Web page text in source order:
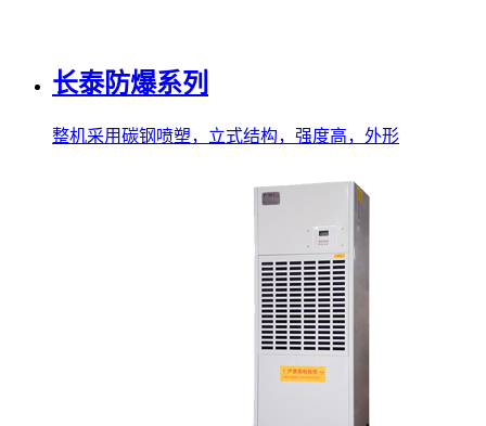
长泰防爆系列
整机采用碳钢喷塑，立式结构，强度高，外形